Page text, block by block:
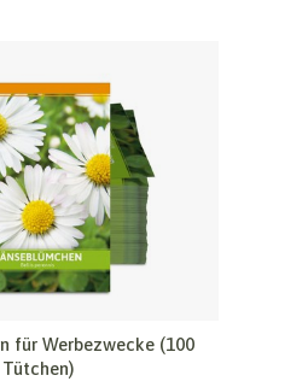
für Werbezwecke (100
Tütchen)